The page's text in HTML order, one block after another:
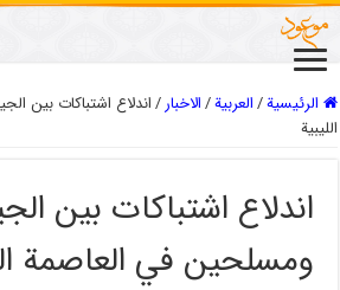
الرئيسية/العربیة/الاخبار/اندلاع اشتباكات بين
الليبية
اندلاع اشتباكات بين
ومسلحين في العاصمة